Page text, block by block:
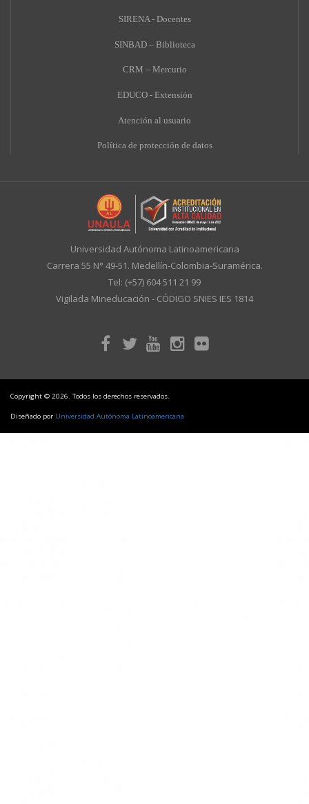
SIRENA - Docentes
SINBAD – Biblioteca
CRM – Mercurio
EDUCO - Extensión
Atención al usuario
Política de protección de datos
Universidad Autónoma Latinoamericana
Carrera 55 N° 49-51. Medellín-Colombia-Suramérica.
Tel: (+57) 604 511 21 99
Vigilada Mineducación - CÓDIGO SNIES IES 1814
Copyright © 2026. Todos los derechos reservados.
Diseñado por Universidad Autónoma Latinoamericana